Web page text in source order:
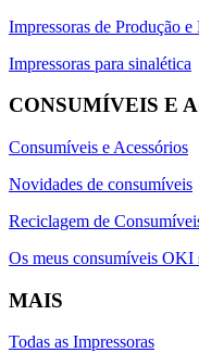
Impressoras de Produção e
Impressoras para sinalética
CONSUMÍVEIS E
Consumíveis e Acessórios
Novidades de consumíveis
Reciclagem de
Os meus consumíveis OKI
MAIS
Todas as Impressoras